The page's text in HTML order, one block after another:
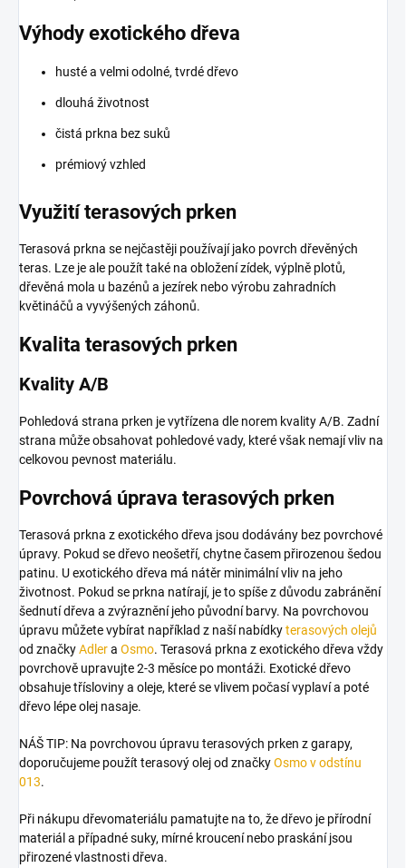
Výhody exotického dřeva
husté a velmi odolné, tvrdé dřevo
dlouhá životnost
čistá prkna bez suků
prémiový vzhled
Využití terasových prken
Terasová prkna se nejčastěji používají jako povrch dřevěných
teras. Lze je ale použít také na obložení zídek, výplně plotů,
dřevěná mola u bazénů a jezírek nebo výrobu zahradních
květináčů a vyvýšených záhonů.
Kvalita terasových prken
Kvality A/B
Pohledová strana prken je vytřízena dle norem kvality A/B. Zadní
strana může obsahovat pohledové vady, které však nemají vliv na
celkovou pevnost materiálu.
Povrchová úprava terasových prken
Terasová prkna z exotického dřeva jsou dodávány bez povrchové
úpravy. Pokud se dřevo neošetří, chytne časem přirozenou šedou
patinu. U exotického dřeva má nátěr minimální vliv na jeho
životnost. Pokud se prkna natírají, je to spíše z důvodu zabránění
šednutí dřeva a zvýraznění jeho původní barvy. Na povrchovou
úpravu můžete vybírat například z naší nabídkyterasových olejů
od značkyAdlera Osmo. Terasová prkna z exotického dřeva vždy
povrchově upravujte 2-3 měsíce po montáži. Exotické dřevo
obsahuje třísloviny a oleje, které se vlivem počasí vyplaví a poté
dřevo lépe olej nasaje.
NÁŠ TIP: Na povrchovou úpravu terasových prken z garapy,
doporučujeme použít terasový olej od značkyOsmo v odstínu
013.
Při nákupu dřevomateriálu pamatujte na to, že dřevo je přírodní
materiál a případné suky, mírné kroucení nebo praskání jsou
přirozené vlastnosti dřeva.